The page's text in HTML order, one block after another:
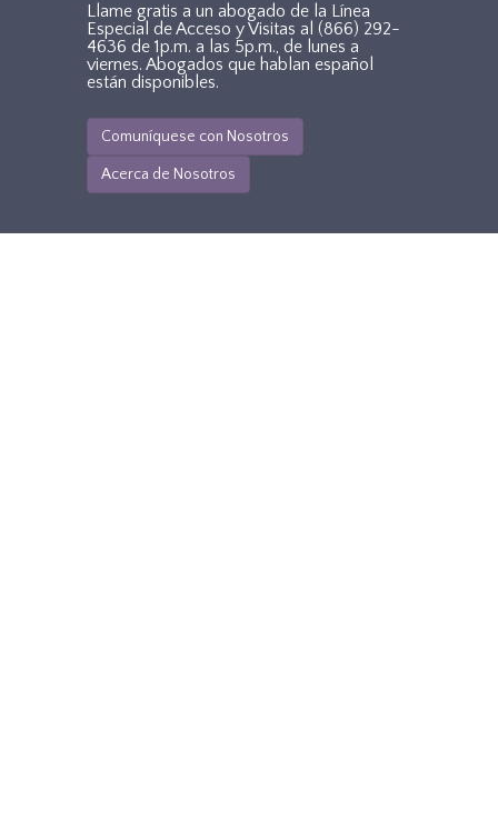
Llame gratis a un abogado de la Línea
Especial de Acceso y Visitas al (866) 292-
4636 de 1p.m. a las 5p.m., de lunes a
viernes. Abogados que hablan español
están disponibles.
Comuníquese con Nosotros
Acerca de Nosotros